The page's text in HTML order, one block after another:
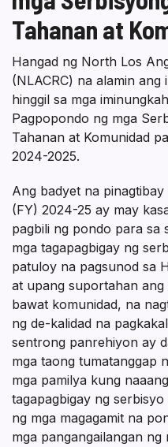
Tahanan at
Hangad ng North Los
(NLACRC) na alamin
hinggil sa mga
Pagpopondo ng mga
Tahanan at Komunidad
2024-2025.
Ang badyet na
(FY) 2024-25 ay may
pagbili ng pondo para sa
mga tagapagbigay ng
patuloy na pagsunod sa
at upang suportahan ang
bawat komunidad, na
ng de-kalidad na
sentrong panrehiyon ay
mga taong tumatanggap
mga pamilya kung
tagapagbigay ng
ng mga magagamit na
mga pangangailangan ng